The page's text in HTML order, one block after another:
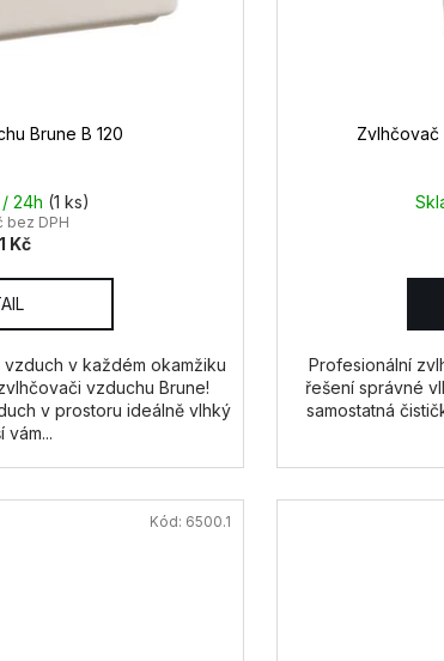
Brune B 120
24h (1 ks)
bez DPH
Kč
v každém okamžiku
vzduchu Brune!
v prostoru ideálně vlhký
vám...
Zvlhčovač
Profesionální
řešení správné
samostatná
Kód: 6500.1